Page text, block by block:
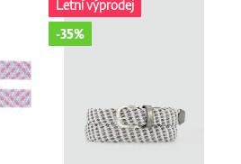
doplněk přidat do svého outfitu!
Letní výprodej
-35%